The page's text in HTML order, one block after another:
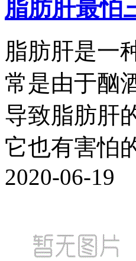
脂肪肝最怕
脂肪肝是一
常是由于酗
导致脂肪肝
它也有害怕
2020-06-19